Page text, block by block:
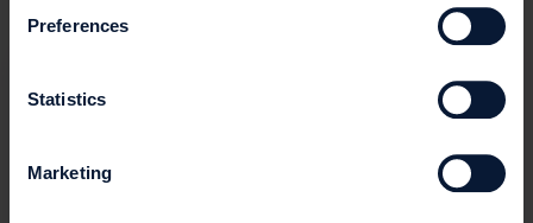
Preferences
Statistics
Marketing